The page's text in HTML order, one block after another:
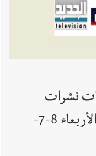
هيكل استقبل
نشرات
الأخبار المسائية في لبنان ليوم الأربعاء 8-7-